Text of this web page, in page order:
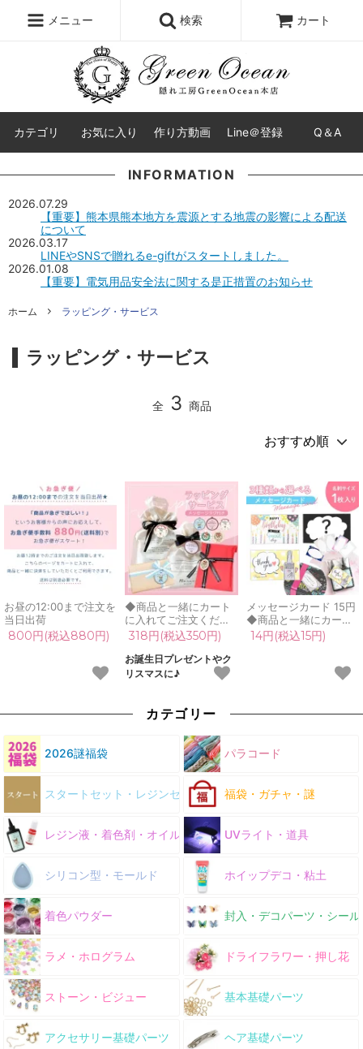
メニュー 検索 カート
カテゴリ お気に入り 作り方動画 Line＠登録 Q＆A
INFORMATION
2026.07.29
【重要】熊本県熊本地方を震源とする地震の影響による配送
について
2026.03.17
LINEやSNSで贈れるe-giftがスタートしました。
2026.01.08
【重要】電気用品安全法に関する是正措置のお知らせ
ホーム ラッピング・サービス
ラッピング・サービス
全 3 商品
お昼の12:00まで注文を
当日出荷
800円(税込880円)
◆商品と一緒にカート
に入れてご注文くださ
い 包装 ギフトラッピン
グ 母の日 父の日 プレ
ゼント お誕生日 クリス
マス グリーンオーシャ
318円(税込350円)
お誕生日プレゼントやク
リスマスに♪
メッセージカード 15円
◆商品と一緒にカート
に入れてご注文くださ
い グリーティングカー
ギフト お誕生日 クリス
14円(税込15円)
カテゴリー
2026謎福袋 パラコード
スタートセット・レジンセット 福袋・ガチャ・謎
レジン液・着色剤・オイル UVライト・道具
シリコン型・モールド ホイップデコ・粘土
着色パウダー 封入・デコパーツ・シール
ラメ・ホログラム ドライフラワー・押し花
ストーン・ビジュー 基本基礎パーツ
アクセサリー基礎パーツ ヘア基礎パーツ
シリコンモールド